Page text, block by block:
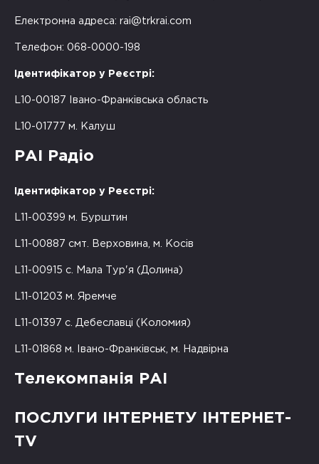
Електронна адреса: rai@trkrai.com
Телефон: 068-0000-198
Ідентифікатор у Реєстрі:
L10-00187 Івано-Франківська область
L10-01777 м. Калуш
РАІ Радіо
Ідентифікатор у Реєстрі:
L11-00399 м. Бурштин
L11-00887 смт. Верховина, м. Косів
L11-00915 с. Мала Тур'я (Долина)
L11-01203 м. Яремче
L11-01397 с. Дебеславці (Коломия)
L11-01868 м. Івано-Франківськ, м. Надвірна
Телекомпанія РАІ
ПОСЛУГИ ІНТЕРНЕТУ ІНТЕРНЕТ-
TV